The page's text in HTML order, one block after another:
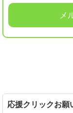
メ
応援クリックお願